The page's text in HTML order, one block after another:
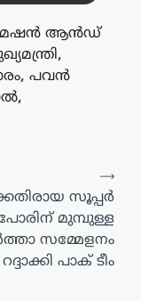
ആൻഡ്
,
, പവൻ
,
സൂപ്പർ
മുമ്പുള്ള
സമ്മേളനം
റദ്ദാക്കി പാക് ടീം
⟶